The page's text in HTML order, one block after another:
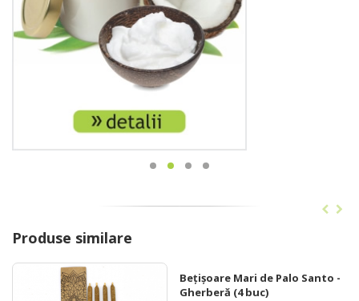
Produse similare
Bețișoare Mari de Palo Santo -
Gherberă (4 buc)